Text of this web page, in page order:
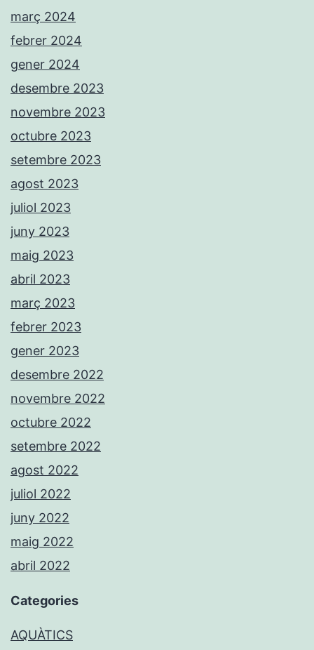
març 2024
febrer 2024
gener 2024
desembre 2023
novembre 2023
octubre 2023
setembre 2023
agost 2023
juliol 2023
juny 2023
maig 2023
abril 2023
març 2023
febrer 2023
gener 2023
desembre 2022
novembre 2022
octubre 2022
setembre 2022
agost 2022
juliol 2022
juny 2022
maig 2022
abril 2022
Categories
AQUÀTICS